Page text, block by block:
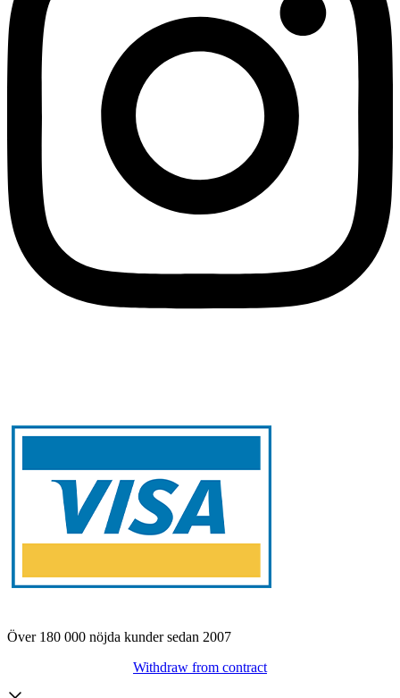
Över 180 000 nöjda kunder sedan 2007
Withdraw from contract